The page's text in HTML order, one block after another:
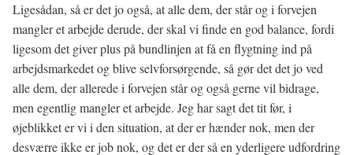
Ligesådan, så er det jo også, at alle dem, der står og i forvejen
mangler et arbejde derude, der skal vi finde en god balance, fordi
ligesom det giver plus på bundlinjen at få en flygtning ind på
arbejdsmarkedet og blive selvforsørgende, så gør det det jo ved
alle dem, der allerede i forvejen står og også gerne vil bidrage,
men egentlig mangler et arbejde. Jeg har sagt det tit før, i
øjeblikket er vi i den situation, at der er hænder nok, men der
desværre ikke er job nok, og det er der så en yderligere udfordring